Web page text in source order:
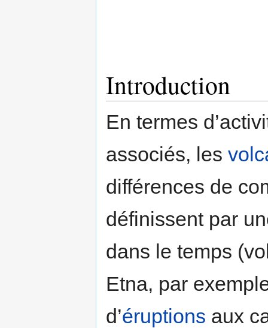
Introduction
En termes
associés, les
différences de
définissent par
dans le temps
Etna, par
d’éruptions aux